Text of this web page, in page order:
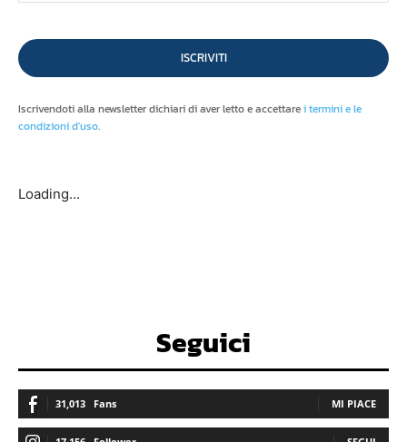
ISCRIVITI
Iscrivendoti alla newsletter dichiari di aver letto e accettarei termini e le
condizioni d'uso.
Loading...
Seguici
31,013 Fans MI PIACE